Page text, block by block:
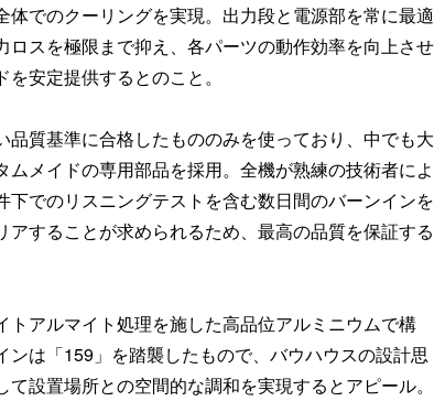
体でのクーリングを実現。出力段と電源部を常に最適
ロスを極限まで抑え、各パーツの動作効率を向上させ
安定提供するとのこと。
質基準に合格したもののみを使っており、中でも大
メイドの専用部品を採用。全機が熟練の技術者によ
下でのリスニングテストを含む数日間のバーンインを
することが求められるため、最高の品質を保証する
トアルマイト処理を施した高品位アルミニウムで構
ンは「159」を踏襲したもので、バウハウスの設計思
設置場所との空間的な調和を実現するとアピール。